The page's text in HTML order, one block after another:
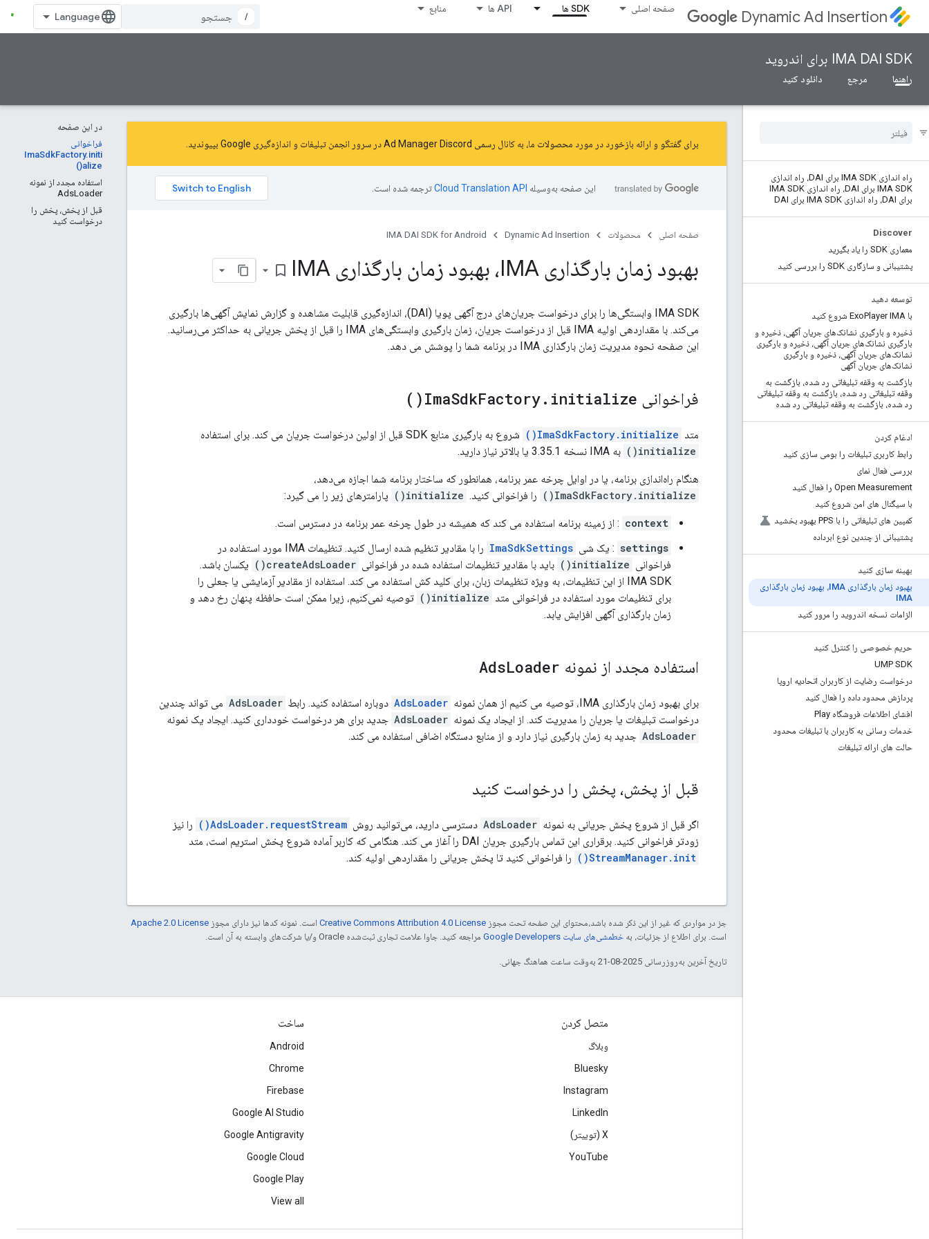
Dynamic Ad Insertion صفحه اصلی SDK ها API ها منابع
/
IMA DAI SDK برای اندروید
راهنما مرجع دانلود کنید
راه اندازی IMA SDK برای DAI، راه اندازی
IMA SDK برای DAI، راه اندازی IMA SDK
برای DAI، راه اندازی IMA SDK برای DAI
Discover
معماری SDK را یاد بگیرید
پشتیبانی و سازگاری SDK را بررسی کنید
توسعه دهید
با Exo Player IMA شروع کنید
ذخیره و بارگیری نشانک‌های جریان آگهی، ذخیره و
بارگیری نشانک‌های جریان آگهی، ذخیره و بارگیری
نشانک‌های جریان آگهی، ذخیره و بارگیری
نشانک‌های جریان آگهی
بازگشت به وقفه تبلیغاتی رد شده، بازگشت به
وقفه تبلیغاتی رد شده، بازگشت به وقفه تبلیغاتی
رد شده، بازگشت به وقفه تبلیغاتی رد شده
ادغام کردن
رابط کاربری تبلیغات را بومی سازی کنید
بررسی فعال نمای
Open Measurement را فعال کنید
با سیگنال های امن شروع کنید
کمپین های تبلیغاتی را با PPS بهبود بخشید
پشتیبانی از چندین نوع ابرداده
بهینه سازی کنید
بهبود زمان بارگذاری IMA، بهبود زمان بارگذاری
IMA
الزامات نسخه اندروید را مرور کنید
حریم خصوصی را کنترل کنید
UMP SDK
درخواست رضایت از کاربران اتحادیه اروپا
پردازش محدود داده را فعال کنید
افشای اطلاعات فروشگاه Play
خدمات رسانی به کاربران با تبلیغات محدود
حالت های ارائه تبلیغات
در این صفحه
فراخوانی
ImaSdkFactory.initi
alize()
استفاده مجدد از نمونه
AdsLoader
قبل از پخش، پخش را
درخواست کنید
برای گفتگو و ارائه بازخورد در مورد محصولات ما، به کانال رسمی Ad Manager Discord در سرور انجمن تبلیغات و اندازه‌گیری Google بپیوندید.
این صفحه به‌وسیله ترجمه شده است.
صفحه اصلی محصولات Dynamic Ad Insertion
IMA DAI SDK for Android
بهبود زمان بارگذاری IMA، بهبود زمان بارگذاری IMA bookmark_border
IMA SDK وابستگی‌ها را برای درخواست جریان‌های درج آگهی پویا (DAI)، اندازه‌گیری قابلیت مشاهده و گزارش نمایش آگهی‌ها بارگیری
می‌کند. با مقداردهی اولیه IMA قبل از درخواست جریان، زمان بارگیری وابستگی‌های IMA را قبل از پخش جریانی به حداکثر می‌رسانید.
این صفحه نحوه مدیریت زمان بارگذاری IMA در برنامه شما را پوشش می دهد.
فراخوانی ImaSdkFactory. initialize(
)
متد ImaSdkFactory.initialize()
شروع به بارگیری منابع SDK قبل از اولین درخواست جریان می کند. برای استفاده
initialize()
به IMA نسخه 3.35.1 یا بالاتر نیاز دارید.
هنگام راه‌اندازی برنامه، یا در اوایل چرخه عمر برنامه، همانطور که ساختار برنامه شما اجازه می‌دهد،
ImaSdkFactory.initialize()
را فراخوانی کنید. initialize() پارامترهای زیر را می گیرد:
context : از زمینه برنامه استفاده می کند که همیشه در طول چرخه عمر برنامه در دسترس است.
settings : یک شی ImaSdkSettings
را با مقادیر تنظیم شده ارسال کنید. تنظیمات IMA مورد استفاده در
فراخوانی initialize() باید با مقادیر تنظیمات استفاده شده در فراخوانی createAdsLoader()
یکسان باشد.
IMA SDK از این تنظیمات، به ویژه تنظیمات زبان، برای کلید کش استفاده می کند. استفاده از مقادیر آزمایشی یا جعلی را
برای تنظیمات مورد استفاده در فراخوانی متد initialize()
توصیه نمی‌کنیم، زیرا ممکن است حافظه پنهان رخ دهد و
زمان بارگذاری آگهی افزایش یابد.
استفاده مجدد از نمونه AdsLoader
برای بهبود زمان بارگذاری IMA، توصیه می کنیم از همان نمونه AdsLoader دوباره استفاده کنید. رابط AdsLoader می تواند چندین
درخواست تبلیغات یا جریان را مدیریت کند. از ایجاد یک نمونه AdsLoader جدید برای هر درخواست خودداری کنید. ایجاد یک نمونه
AdsLoader جدید به زمان بارگیری نیاز دارد و از منابع دستگاه اضافی استفاده می کند.
قبل از پخش، پخش را درخواست کنید
اگر قبل از شروع پخش جریانی به نمونه AdsLoader دسترسی دارید، می‌توانید روش AdsLoader.requestStream()
را نیز
زودتر فراخوانی کنید. برقراری این تماس بارگیری جریان DAI را آغاز می کند. هنگامی که کاربر آماده شروع پخش استریم است، متد
StreamManager.init()
را فراخوانی کنید تا پخش جریانی را مقداردهی اولیه کند.
جز در مواردی که غیر از این ذکر شده باشد،‌محتوای این صفحه تحت مجوز Creative Commons Attribution 4.0 License است. نمونه کدها نیز دارای مجوز Apache 2.0 License
است. برای اطلاع از جزئیات، به خطمشی‌های سایت Google Developers‏ مراجعه کنید. جاوا علامت تجاری ثبت‌شده Oracle و/یا شرکت‌های وابسته به آن است.
تاریخ آخرین به‌روزرسانی 2025-08-21 به‌وقت ساعت هماهنگ جهانی.
متصل کردن
وبلاگ
Bluesky
Instagram
LinkedIn
‫X (توییتر)
YouTube
ساخت
Android
Chrome
Firebase
Google AI Studio
Google Antigravity
Google Cloud
Google Play
View all